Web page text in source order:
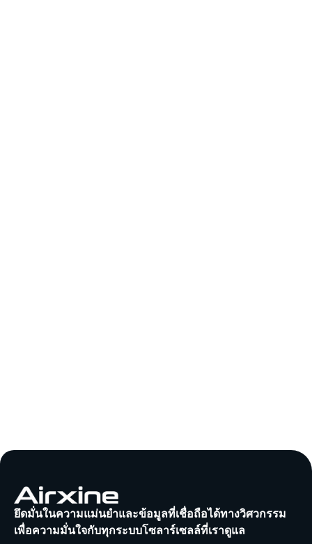
ยึดมั่นในความแม่นยำและข้อมูลที่เชื่อถือได้ทางวิศวกรรม
เพื่อความมั่นใจกับทุกระบบโซลาร์เซลล์ที่เราดูแล